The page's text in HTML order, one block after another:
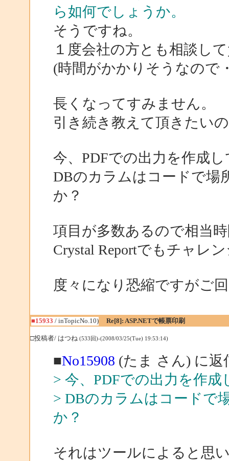
ら如何でしょうか。
そうですね。
１度会社の方とも相談し
(時間がかかりそうなので
長くなってすみません。
引き続き教えて頂きたい
今、PDFでの出力を作成
DBのカラムはコードで場
か？
項目が多数あるので相当
Crystal Reportでもチャレ
度々になり恐縮ですがご
■15933 / inTopicNo.10) Re[8]: ASP.NETで帳票印刷
□投稿者/ はつね (533回)-(2008/03/25(Tue) 19:53:14)
■No15908 (たま さん) に返
> 今、PDFでの出力を作
> DBのカラムはコードで
か？
それはツールによると思